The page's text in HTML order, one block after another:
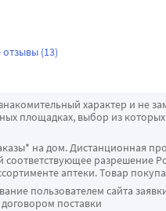
отзывы (13)
характер и не
площадках, выбор из
на дом. Дистанционная
разрешение
аптеки. Товар
пользователем сайта
поставки